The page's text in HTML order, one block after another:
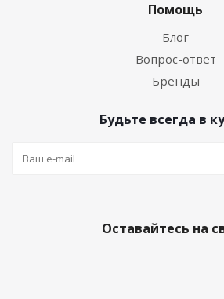
Помощь
Блог
Вопрос-ответ
Бренды
Будьте всегда в
Оставайтесь на